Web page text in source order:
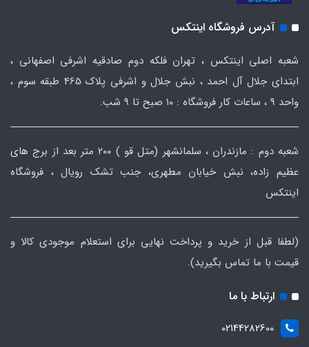
آدرس فروشگاه اینتکس
شعبه اصلی اینتکس ، تهران فلکه دوم صادقیه اشرفی اصفهانی ،
ابتدای جلال آل احمد ، نبش جلال و اشرفی پلاک 465 طبقه سوم ،
واحد ۹ ، ساعات کار فروشگاه : ۱۰ صبح تا ۹ شب.
شعبه دوم : مازندران ، سلمانشهر (متل قو ) ۲۰۰ متر بعد از برج های
عظیم زاده، نبش خیابان مطهری، جنب تشک رویال ، فروشگاه
اینتکس
(لطفا قبل از خرید و پرداخت نهایی برای استعلام موجودی کالا و
قیمت با ما تماس بگیرید).
ارتباط با ما
02144282600